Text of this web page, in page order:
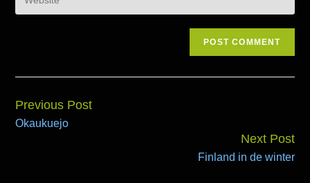
Continue
Reading
Previous Post
Okaukuejo
Next Post
Finland in de winter